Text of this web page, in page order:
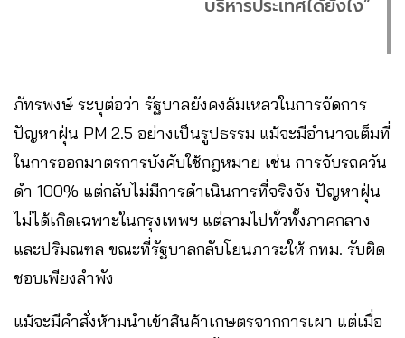
บริหารประเทศได้ยังไง”
ภัทรพงษ์ ระบุต่อว่า รัฐบาลยังคงล้มเหลวในการจัดการ
ปัญหาฝุ่น PM 2.5 อย่างเป็นรูปธรรม แม้จะมีอำนาจเต็มที่
ในการออกมาตรการบังคับใช้กฎหมาย เช่น การจับรถควัน
ดำ 100% แต่กลับไม่มีการดำเนินการที่จริงจัง ปัญหาฝุ่น
ไม่ได้เกิดเฉพาะในกรุงเทพฯ แต่ลามไปทั่วทั้งภาคกลาง
และปริมณฑล ขณะที่รัฐบาลกลับโยนภาระให้ กทม. รับผิด
ชอบเพียงลำพัง
แม้จะมีคำสั่งห้ามนำเข้าสินค้าเกษตรจากการเผา แต่เมื่อ